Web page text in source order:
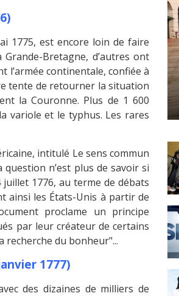
1775, est encore loin de faire
Bretagne, d’autres ont
l’armée continentale, confiée à
tente de retourner la situation
la Couronne. Plus de 1 600
variole et le typhus. Les rares
intitulé Le sens commun
question n’est plus de savoir si
juillet 1776, au terme de débats
ainsi les États-Unis à partir de
proclame un principe
par leur créateur de certains
recherche du bonheur"...
1777)
des dizaines de milliers de